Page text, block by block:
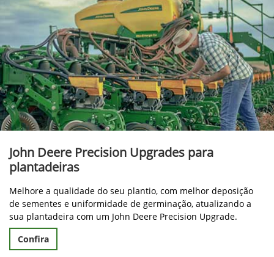
John Deere Precision Upgrades para
plantadeiras
Melhore a qualidade do seu plantio, com melhor deposição
de sementes e uniformidade de germinação, atualizando a
sua plantadeira com um John Deere Precision Upgrade.
Confira